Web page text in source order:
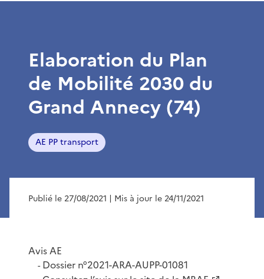
Elaboration du Plan
de Mobilité 2030 du
Grand Annecy (74)
AE PP transport
Publié le 27/08/2021 | Mis à jour le 24/11/2021
Avis AE
-Dossier n°2021-ARA-AUPP-01081